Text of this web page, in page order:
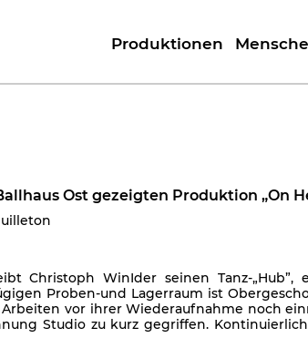
Produktionen
Ost gezeigten Produktion „On
Christoph WinIder seinen Tanz-„Hub”,
Proben-und Lagerraum ist
vor ihrer Wiederaufnahme noch
Studio zu kurz gegriffen.